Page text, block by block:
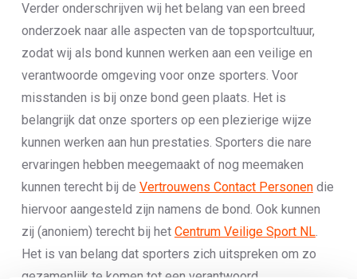
Verder onderschrijven wij het belang van een breed
onderzoek naar alle aspecten van de topsportcultuur,
zodat wij als bond kunnen werken aan een veilige en
verantwoorde omgeving voor onze sporters. Voor
misstanden is bij onze bond geen plaats. Het is
belangrijk dat onze sporters op een plezierige wijze
kunnen werken aan hun prestaties. Sporters die nare
ervaringen hebben meegemaakt of nog meemaken
kunnen terecht bij de Vertrouwens Contact Personendie
hiervoor aangesteld zijn namens de bond. Ook kunnen
zij (anoniem) terecht bij het Centrum Veilige Sport NL.
Het is van belang dat sporters zich uitspreken om zo